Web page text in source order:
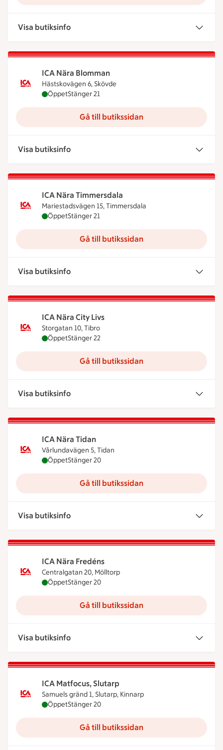
Visa butiksinfo
ICA Nära Blomman
Hästskovägen 6, Skövde
ICA Nära Blomman är öppen nu, stänger klockan
ÖppetStänger 21
Gå till butikssidan
Visa butiksinfo
ICA Nära Timmersdala
Mariestadsvägen 15, Timmersdala
ICA Nära Timmersdala är öppen nu, stänger
ÖppetStänger 21
Gå till butikssidan
Visa butiksinfo
ICA Nära City Livs
Storgatan 10, Tibro
ICA Nära City Livs är öppen nu, stänger klockan 22
ÖppetStänger 22
Gå till butikssidan
Visa butiksinfo
ICA Nära Tidan
Vårlundavägen 5, Tidan
ICA Nära Tidan är öppen nu, stänger klockan 20
ÖppetStänger 20
Gå till butikssidan
Visa butiksinfo
ICA Nära Fredéns
Centralgatan 20, Mölltorp
ICA Nära Fredéns är öppen nu, stänger klockan 20
ÖppetStänger 20
Gå till butikssidan
Visa butiksinfo
ICA Matfocus, Slutarp
Samuels gränd 1, Slutarp, Kinnarp
ICA Matfocus, Slutarp är öppen nu, stänger
ÖppetStänger 20
Gå till butikssidan